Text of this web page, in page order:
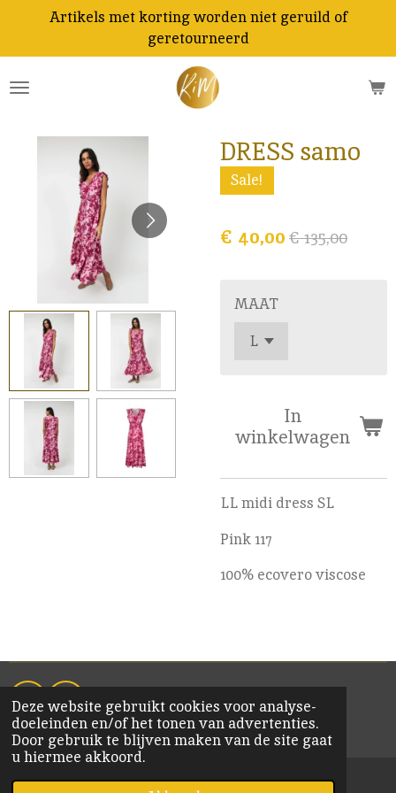
Deze website gebruikt cookies voor analyse-
doeleinden en/of het tonen van advertenties.
Door gebruik te blijven maken van de site gaat
u hiermee akkoord.
naar
de
Artikels met korting worden niet geruild of
geretourneerd
DRESS samo
Sale!
€ 40,00 € 135,00
MAAT
In
winkelwagen
LL midi dress SL
Pink 117
100% ecovero viscose
F
a
c
e
I
n
s
t
© 2020 KiM Bornem